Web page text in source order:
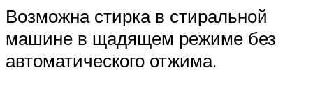
Возможна стирка в стиральной
машине в щадящем режиме без
автоматического отжима.